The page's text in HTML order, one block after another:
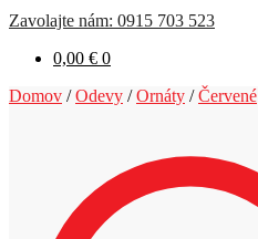
Zavolajte nám: 0915 703 523
0,00 € 0
Domov /Odevy /Ornáty /Červené